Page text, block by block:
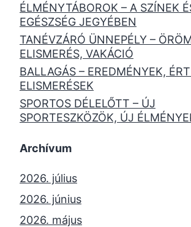
ÉLMÉNYTÁBOROK – A SZÍNEK
EGÉSZSÉG JEGYÉBEN
TANÉVZÁRÓ ÜNNEPÉLY –
ELISMERÉS, VAKÁCIÓ
BALLAGÁS – EREDMÉNYEK,
ELISMERÉSEK
SPORTOS DÉLELŐTT – ÚJ
SPORTESZKÖZÖK, ÚJ
Archívum
2026. július
2026. június
2026. május